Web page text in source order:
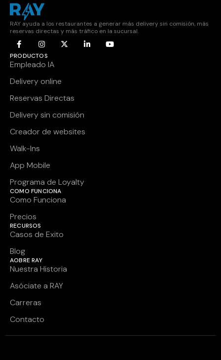
RAY ayuda a los restaurantes a generar más delivery sin comisión, más
reservas directas y más tráfico en la sucursal.
PRODUCTOS
Empleado IA
Delivery online
Reservas Directas
Delivery sin comisión
Creador de websites
Walk-Ins
App Mobile
Programa de Loyalty
COMO FUNCIONA
Como Funciona
Precios
RECURSOS
Casos de Exito
Blog
AOBRE RAY
Nuestra Historia
Asóciate a RAY
Carreras
Contacto